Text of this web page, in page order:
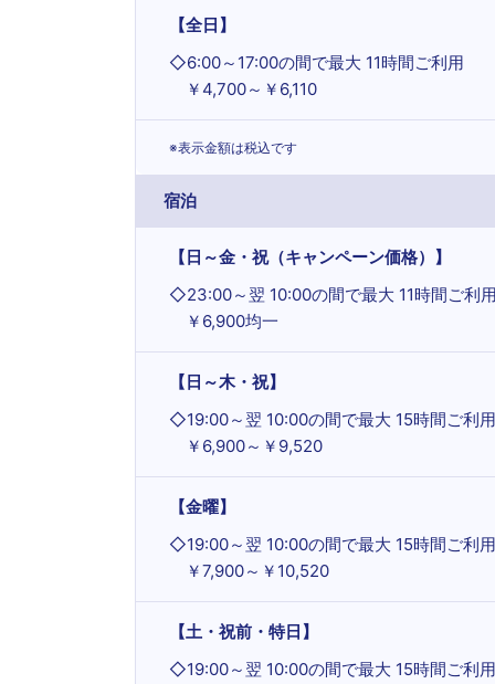
【全日】
◇6:00～17:00の間で最大 11時間ご利用
￥4,700～￥6,110
※表示金額は税込です
宿泊
【日～金・祝（キャンペーン価格）】
◇23:00～翌 10:00の間で最大 11時間ご利
￥6,900均一
【日～木・祝】
◇19:00～翌 10:00の間で最大 15時間ご利用
￥6,900～￥9,520
【金曜】
◇19:00～翌 10:00の間で最大 15時間ご利用
￥7,900～￥10,520
【土・祝前・特日】
◇19:00～翌 10:00の間で最大 15時間ご利用